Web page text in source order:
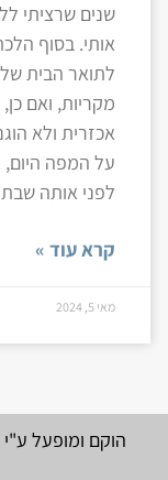
שנים שרציתי
אותי. בסוף
לתואר הבית
מקריות, ואם
אכזרית ולא
על המפה היום,
לפני אותה שבת
קרא עוד »
מאי 5, 2024
הוקם ומופעל